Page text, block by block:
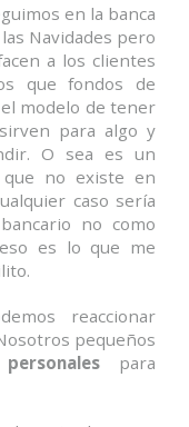
en la banca
Navidades pero
a los clientes
que fondos de
modelo de tener
para algo y
O sea es un
que no existe en
caso sería
no como
es lo que me
reaccionar
pequeños
para